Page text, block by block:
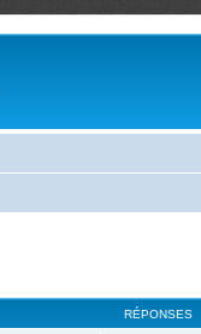
RÉPONSES